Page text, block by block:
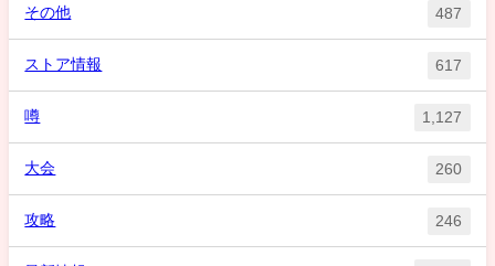
その他 487
ストア情報 617
噂 1,127
大会 260
攻略 246